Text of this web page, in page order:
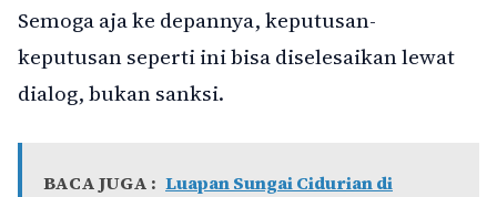
Semoga aja ke depannya, keputusan-
keputusan seperti ini bisa diselesaikan lewat
dialog, bukan sanksi.
BACA JUGA : Luapan Sungai Cidurian di